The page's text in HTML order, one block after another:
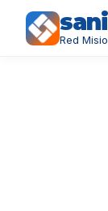
Red